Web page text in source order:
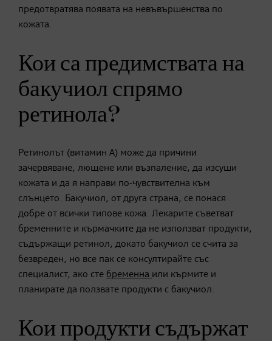
предотвратява появата на невъвършенства по
кожата.
Кои са предимствата на
бакучиол спрямо
ретинола?
Ретинолът (витамин А) може да причини
зачервяване, лющене или възпаление, да изсуши
кожата и да я направи по-чувствителна към
слънцето. Бакучиол, от друга страна, се понася
добре от всички типове кожа. Лекарите съветват
бременните и кърмачките да не използват продукти,
съдържащи ретинол, докато бакучиол се счита за
безвреден, но все пак се консултирайте със
специалист, ако сте бременна или кърмите и
планирате да ползвате продукти с бакучиол.
Кои продукти съдържат